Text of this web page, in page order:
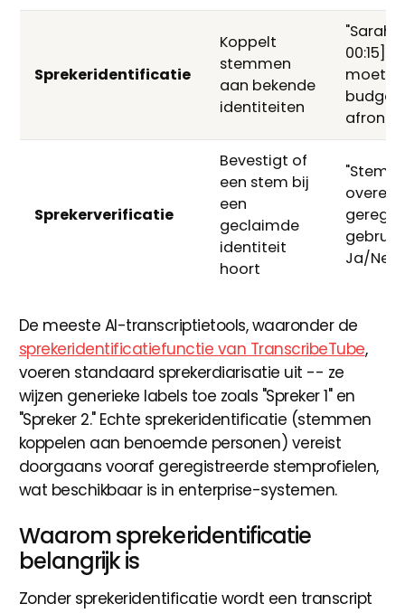
Sprekeridentificatie
Koppelt
stemmen
aan bekende
identiteiten
"Sarah
00:15]:
budget
Sprekerverificatie
Bevestigt of
een stem bij
een
geclaimde
identiteit
hoort
"Stem
Ja/Nee"
De meeste AI-transcriptietools, waaronder de
sprekeridentificatiefunctie van TranscribeTube,
voeren standaard sprekerdiarisatie uit -- ze
wijzen generieke labels toe zoals "Spreker 1" en
"Spreker 2." Echte sprekeridentificatie (stemmen
koppelen aan benoemde personen) vereist
doorgaans vooraf geregistreerde stemprofielen,
wat beschikbaar is in enterprise-systemen.
Waarom sprekeridentificatie
belangrijk is
Zonder sprekeridentificatie wordt een transcript